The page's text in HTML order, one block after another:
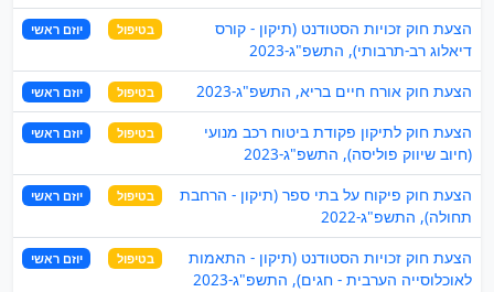
הצעת חוק זכויות הסטודנט (תיקון - קורס
דיאלוג רב-תרבותי), התשפ"ג-2023
בטיפול יוזם ראשי
הצעת חוק אורח חיים בריא, התשפ"ג-2023 בטיפול יוזם ראשי
הצעת חוק לתיקון פקודת ביטוח רכב מנועי
(חיוב שיווק פוליסה), התשפ"ג-2023
בטיפול יוזם ראשי
הצעת חוק פיקוח על בתי ספר (תיקון - הרחבת
תחולה), התשפ"ג-2022
בטיפול יוזם ראשי
הצעת חוק זכויות הסטודנט (תיקון - התאמות
לאוכלוסייה הערבית - חגים), התשפ"ג-2023
בטיפול יוזם ראשי